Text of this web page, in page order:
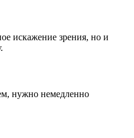
искажение зрения, но и
нужно немедленно